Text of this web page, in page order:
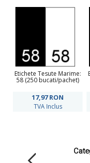
Etichete Tesute Marime:
58 (250 bucati/pachet)
17,97RON
TVA Inclus